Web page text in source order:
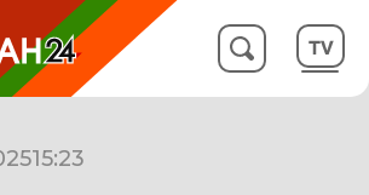
15:23